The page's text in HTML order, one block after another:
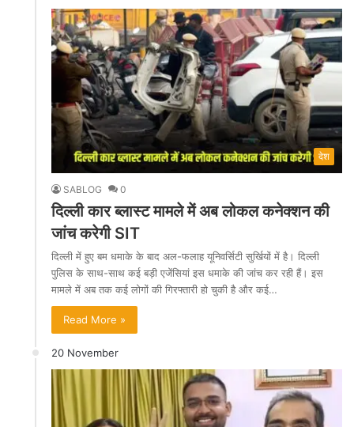
देश
SABLOG 0
दिल्ली कार ब्लास्ट मामले में अब लोकल कनेक्शन की
जांच करेगी SIT
दिल्ली में हुए बम धमाके के बाद अल-फलाह यूनिवर्सिटी सुर्खियों में है। दिल्ली
पुलिस के साथ-साथ कई बड़ी एजेंसियां इस धमाके की जांच कर रही हैं। इस
मामले में अब तक कई लोगों की गिरफ्तारी हो चुकी है और कई…
Read More »
20 November